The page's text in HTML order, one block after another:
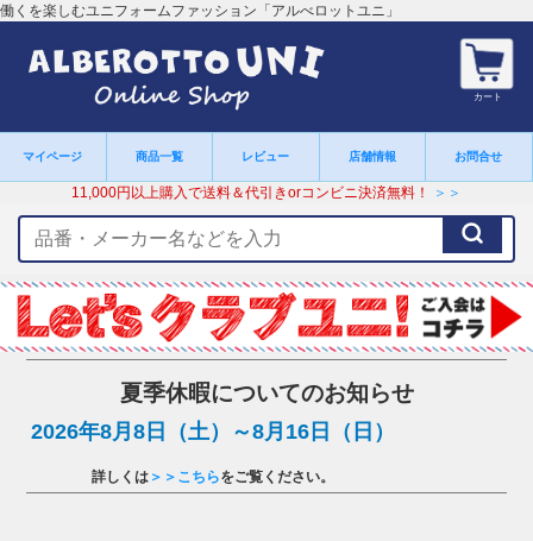
働くを楽しむユニフォームファッション「アルべロットユニ」
カート
マイページ 商品一覧 レビュー 店舗情報 お問合せ
11,000円以上購入で送料＆代引きorコンビニ決済無料！ ＞＞
ー
ワ
ー
ド
夏季休暇についてのお知らせ
2026年8月8日（土）～8月16日（日）
詳しくは ＞＞こちらをご覧ください。